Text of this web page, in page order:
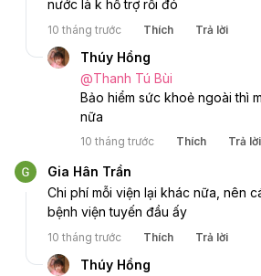
nước là k hỗ trợ rồi đó
10 tháng trước Thích Trả lời
Thúy Hồng
@Thanh Tú Bùi
Bảo hiểm sức khoẻ ngoài thì
nữa
10 tháng trước Thích Trả lời
Gia Hân Trần
Chi phí mỗi viện lại khác nữa, nên
bệnh viện tuyến đầu ấy
10 tháng trước Thích Trả lời
Thúy Hồng